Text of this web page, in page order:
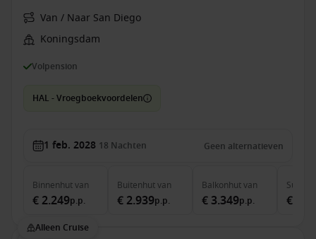
Van / Naar San Diego
Koningsdam
Volpension
HAL - Vroegboekvoordelen
1 feb. 2028 18 Nachten Geen alternatieven
Binnenhutvan
€ 2.249p.p.
Buitenhutvan
€ 2.939p.p.
Balkonhutvan
€ 3.349p.p.
Suite
€
Alleen Cruise